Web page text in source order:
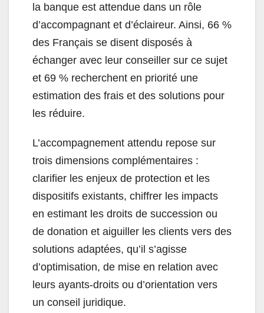
la banque est attendue dans un rôle
d’accompagnant et d’éclaireur. Ainsi, 66 %
des Français se disent disposés à
échanger avec leur conseiller sur ce sujet
et 69 % recherchent en priorité une
estimation des frais et des solutions pour
les réduire.
L’accompagnement attendu repose sur
trois dimensions complémentaires :
clarifier les enjeux de protection et les
dispositifs existants, chiffrer les impacts
en estimant les droits de succession ou
de donation et aiguiller les clients vers des
solutions adaptées, qu’il s’agisse
d’optimisation, de mise en relation avec
leurs ayants-droits ou d’orientation vers
un conseil juridique.